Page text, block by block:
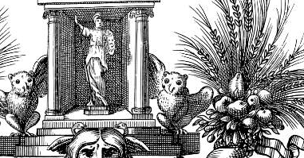
کاراگاه های اموزشی